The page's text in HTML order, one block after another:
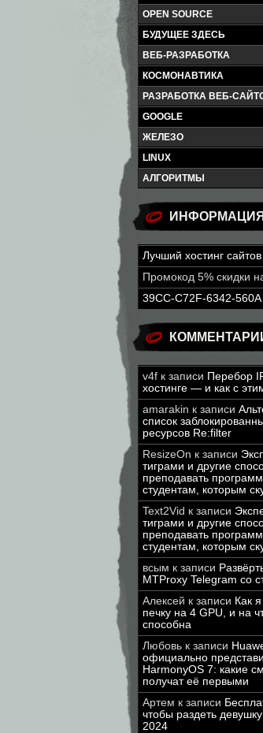
OPEN SOURCE
БУДУЩЕЕ ЗДЕСЬ
ВЕБ-РАЗРАБОТКА
КОСМОНАВТИКА
РАЗРАБОТКА ВЕБ-
GOOGLE
ЖЕЛЕЗО
LINUX
АЛГОРИТМЫ
ИНФОРМАЦИЯ
Лучший хостинг
Промокод 5% скидки
39CC-C72F-6342-560A
v4f к записи Перебор
хостинге — и как с
amarakin к записи
список
ресурсов Re:filter
ResizeOn к записи
тиграми и другие
преподавать
студентам, которым
Text2Vid к записи
тиграми и другие
преподавать
студентам, которым
всым к записи
MTProxy Telegram со
Алексей к записи Как
печку на 4 GPU, и на
способна
Любовь к записи
официально
HarmonyOS 7: какие
получат её первыми
Артем к записи
чтобы раздеть
2024